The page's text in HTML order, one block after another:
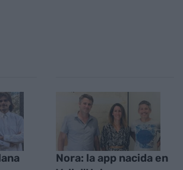
Nora: la app nacida en